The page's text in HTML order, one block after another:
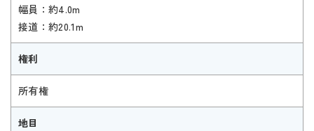
幅員：約4.0m
接道：約20.1m
権利
所有権
地目